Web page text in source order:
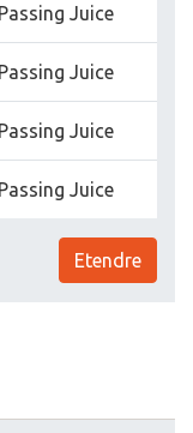
Passing Juice
Passing Juice
Passing Juice
Passing Juice
Etendre